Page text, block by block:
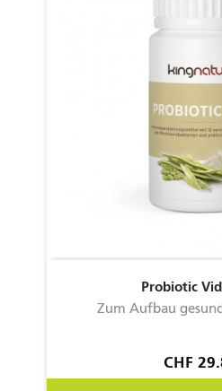
Probiotic
Zum Aufbau
Preis
CHF